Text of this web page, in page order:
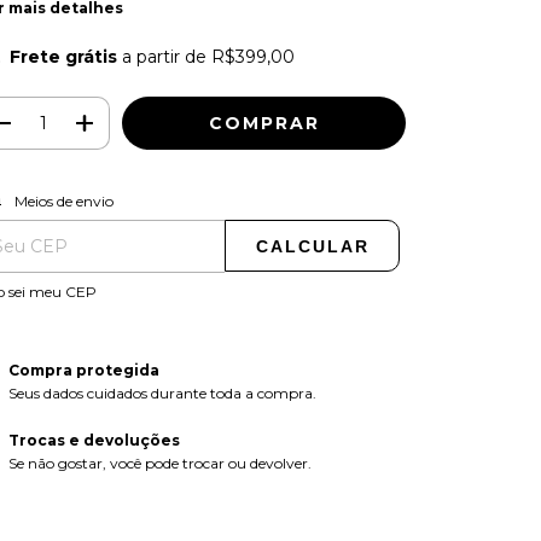
mais detalhes
Frete grátis a partir de R$399,00
para o CEP:
Meios de envio
CALCULAR
sei meu CEP
Compra protegida
Seus dados cuidados durante toda a compra.
Trocas e devoluções
Se não gostar, você pode trocar ou devolver.